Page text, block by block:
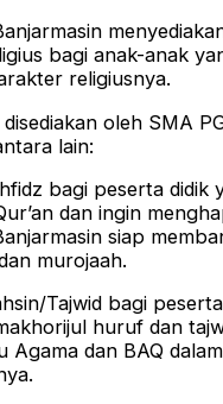
bagi anak-anak
religiusnya.
oleh SMA
lain:
bagi peserta didik
dan ingin
siap
murojaah.
Tajwid bagi
huruf dan
Agama dan BAQ